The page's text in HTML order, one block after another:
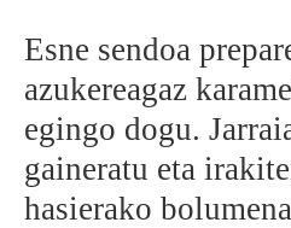
Esne sendoa
azukereagaz
egingo dogu.
gaineratu eta
hasierako